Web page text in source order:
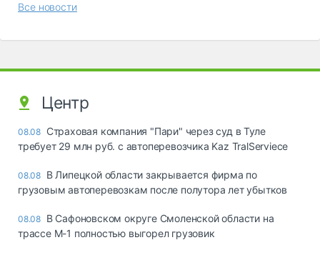
Все новости
Центр
08.08 Страховая компания "Пари" через суд в Туле
требует 29 млн руб. с автоперевозчика Kaz TralServiece
08.08 В Липецкой области закрывается фирма по
грузовым автоперевозкам после полутора лет убытков
08.08 В Сафоновском округе Смоленской области на
трассе М-1 полностью выгорел грузовик